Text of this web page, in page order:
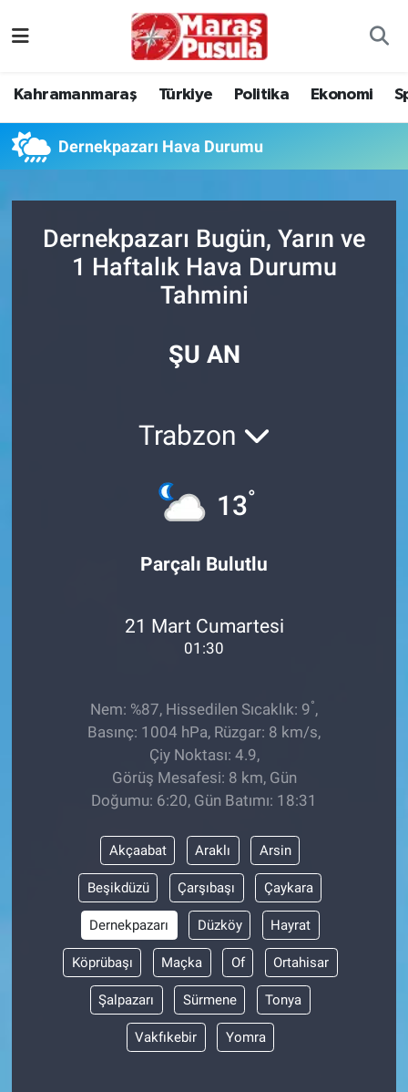
Kahramanmaraş Türkiye Politika Ekonomi
Dernekpazarı Hava Durumu
Dernekpazarı Bugün, Yarın ve
1 Haftalık Hava Durumu
Tahmini
ŞU AN
Trabzon
13°
Parçalı Bulutlu
21 Mart Cumartesi
01:30
Nem: %87, Hissedilen Sıcaklık: 9°,
Basınç: 1004 hPa, Rüzgar: 8 km/s,
Çiy Noktası: 4.9,
Görüş Mesafesi: 8 km, Gün
Doğumu: 6:20, Gün Batımı: 18:31
Akçaabat Araklı Arsin
Beşikdüzü Çarşıbaşı Çaykara
Dernekpazarı Düzköy Hayrat
Köprübaşı Maçka Of Ortahisar
Şalpazarı Sürmene Tonya
Vakfıkebir Yomra
Ekonomi
Bilim, Teknoloji
ÇEVRE
HABERDE İNSAN
BİLİM VE TEKNOLOJİ
Güvenlik
Bölge
Süper Lig Puan Durumu ve Fikstür
Son Dakika Haberleri